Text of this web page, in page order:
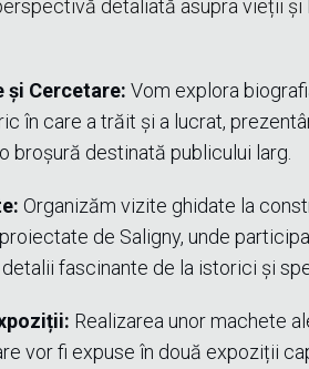
detaliată asupra vieții și
și Cercetare: Vom explora
în care a trăit și a lucrat,
broșură destinată publicului larg.
Organizăm vizite ghidate la
de Saligny, unde
fascinante de la istorici și
Realizarea unor machete
vor fi expuse în două expoziții